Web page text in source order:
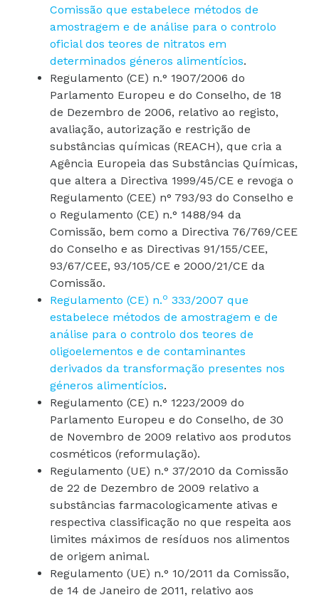
Comissão que estabelece métodos de
amostragem e de análise para o controlo
oficial dos teores de nitratos em
determinados géneros alimentícios.
Regulamento (CE) n.° 1907/2006 do
Parlamento Europeu e do Conselho, de 18
de Dezembro de 2006, relativo ao registo,
avaliação, autorização e restrição de
substâncias químicas (REACH), que cria a
Agência Europeia das Substâncias Químicas,
que altera a Directiva 1999/45/CE e revoga o
Regulamento (CEE) n° 793/93 do Conselho e
o Regulamento (CE) n.° 1488/94 da
Comissão, bem como a Directiva 76/769/CEE
do Conselho e as Directivas 91/155/CEE,
93/67/CEE, 93/105/CE e 2000/21/CE da
Comissão.
Regulamento (CE) n.o 333/2007 que
estabelece métodos de amostragem e de
análise para o controlo dos teores de
oligoelementos e de contaminantes
derivados da transformação presentes nos
géneros alimentícios.
Regulamento (CE) n.° 1223/2009 do
Parlamento Europeu e do Conselho, de 30
de Novembro de 2009 relativo aos produtos
cosméticos (reformulação).
Regulamento (UE) n.° 37/2010 da Comissão
de 22 de Dezembro de 2009 relativo a
substâncias farmacologicamente ativas e
respectiva classificação no que respeita aos
limites máximos de resíduos nos alimentos
de origem animal.
Regulamento (UE) n.° 10/2011 da Comissão,
de 14 de Janeiro de 2011, relativo aos